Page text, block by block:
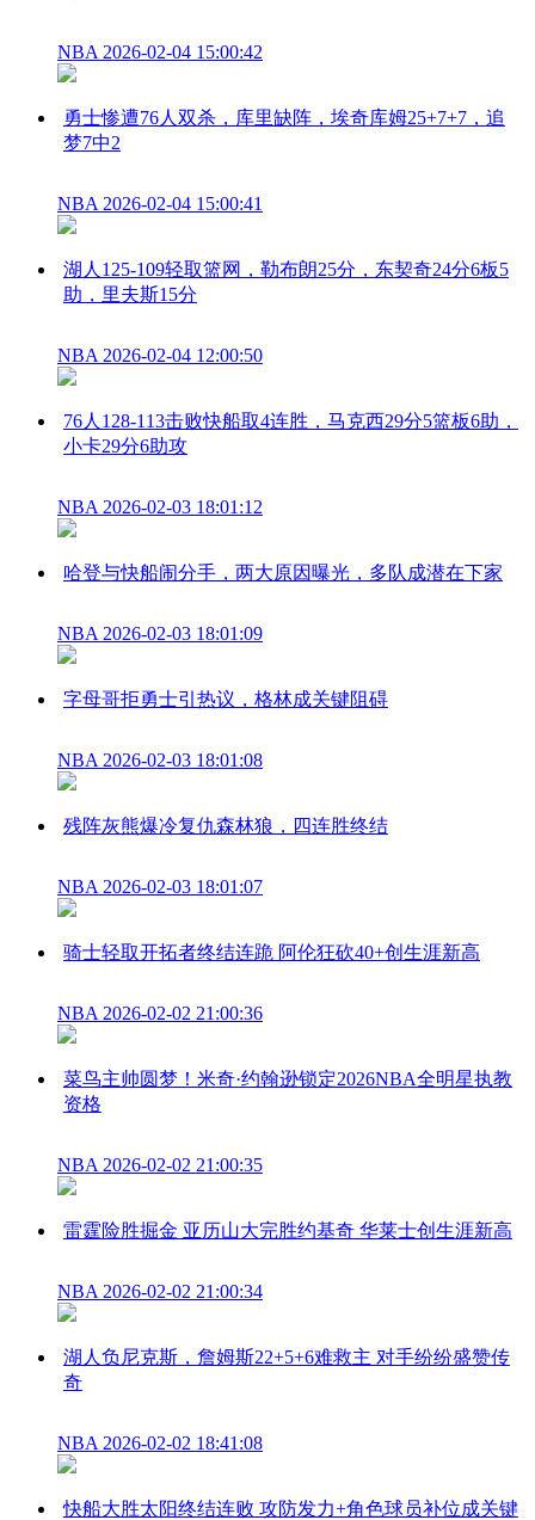
NBA 2026-02-04 15:00:42
勇士惨遭76人双杀，库里缺阵，埃奇库姆25+7+7，追
梦7中2
NBA 2026-02-04 15:00:41
湖人125-109轻取篮网，勒布朗25分，东契奇24分6板5
助，里夫斯15分
NBA 2026-02-04 12:00:50
76人128-113击败快船取4连胜，马克西29分5篮板6助，
小卡29分6助攻
NBA 2026-02-03 18:01:12
哈登与快船闹分手，两大原因曝光，多队成潜在下家
NBA 2026-02-03 18:01:09
字母哥拒勇士引热议，格林成关键阻碍
NBA 2026-02-03 18:01:08
残阵灰熊爆冷复仇森林狼，四连胜终结
NBA 2026-02-03 18:01:07
骑士轻取开拓者终结连跪 阿伦狂砍40+创生涯新高
NBA 2026-02-02 21:00:36
菜鸟主帅圆梦！米奇·约翰逊锁定2026NBA全明星执教
资格
NBA 2026-02-02 21:00:35
雷霆险胜掘金 亚历山大完胜约基奇 华莱士创生涯新高
NBA 2026-02-02 21:00:34
湖人负尼克斯，詹姆斯22+5+6难救主 对手纷纷盛赞传
奇
NBA 2026-02-02 18:41:08
快船大胜太阳终结连败 攻防发力+角色球员补位成关键